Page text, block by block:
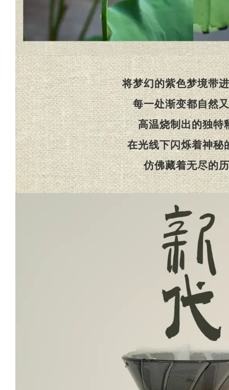
将梦幻的紫色梦境带
每一处渐变都自然
高温烧制出的独特
在光线下闪烁着神秘
仿佛藏着无尽的